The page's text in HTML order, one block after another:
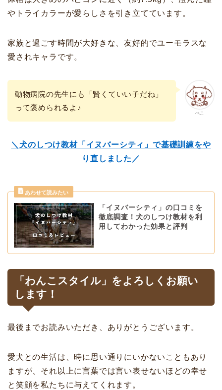
やトライカラーが愛らしさを引き立てています。
家族と過ごす時間が大好きな、友好的でユーモラスな
愛されキャラです。
ぺこ
動物病院の先生にも「賢くていい子だね」
って褒められるよ♪
＼犬のしつけ教材「イヌバーシティ」で基礎訓練をや
り直しました／
「イヌバーシティ」の口コミを
徹底調査！犬のしつけ教材を利
用してわかった効果と評判
「わんこスタイル」をよろしくお願い
します！
最後までお読みいただき、ありがとうございます。
愛犬との生活は、時に思い通りにいかないこともあり
ますが、それ以上に言葉では言い表せないほどの幸せ
と笑顔を私たちに与えてくれます。